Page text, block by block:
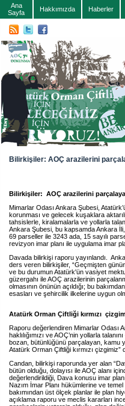
Ana
Sayfa
Hakkımızda Haberler
Bilirkişiler: AOÇ arazilerini
Bilirkişiler: AOÇ arazilerini
Mimarlar Odası Ankara Şubesi,
korunması ve gelecek kuşaklara
tahsislerle, kiralamalarla ve yollarla
Ankara Şubesi, bu kapsamda Ankara
69 parseller ile 3243 ada, 15 sayılı
revizyon imar planı ile uygulama imar
Davada bilirkişi raporu yayınlandı.
ders veren bilirkişiler, “Geçmişten
ve bu durumun Atatürk'ün vasiyet
güzergahı ile AOÇ arazilerinin
olmasının önünün açıldığı; bu
esasları ve şehircilik ilkelerine uygun
Atatürk Orman Çiftliği kırmızı
Raporu değerlendiren Mimarlar Odası
haklılığımızı ve AOÇ’nin yollarla
bozan, bütünlüğünü parçalayan, kamu
Atatürk Orman Çiftliği kırmızı çizgimiz”
Candan, bilirkişi raporunda yer alan
bütün olduğu, dolayısı ile AOÇ alanı
değerlendirildiği, Dava konusu imar
Nazım İmar Planı hükümlerine ve temel
bakımından üst ölçek planlar ile plan
açıklama raporu ve meclis kararları